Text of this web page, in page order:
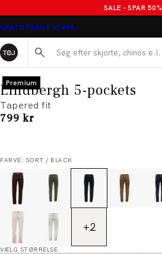
SALE - SPAR 50%
GRATIS FRAGT V/ 499,-
Søg her...
Premium
Lindbergh 5-pockets
Tapered fit
I alt (inkl. rabat)
799 kr
FARVE: SORT / BLACK
+2
VÆLG STØRRELSE